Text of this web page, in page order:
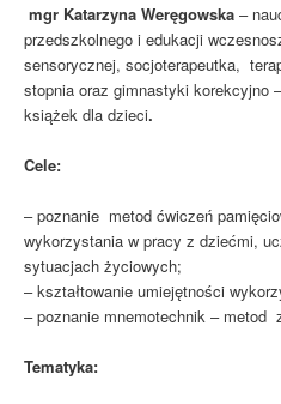
mgr Katarzyna Weręgowska –
przedszkolnego i edukacji
sensorycznej, socjoterapeutka,
stopnia oraz gimnastyki korekcyjno
książek dla dzieci.
Cele:
– poznanie metod ćwiczeń
wykorzystania w pracy z dziećmi,
sytuacjach życiowych;
– kształtowanie umiejętności
– poznanie mnemotechnik – metod
Tematyka: